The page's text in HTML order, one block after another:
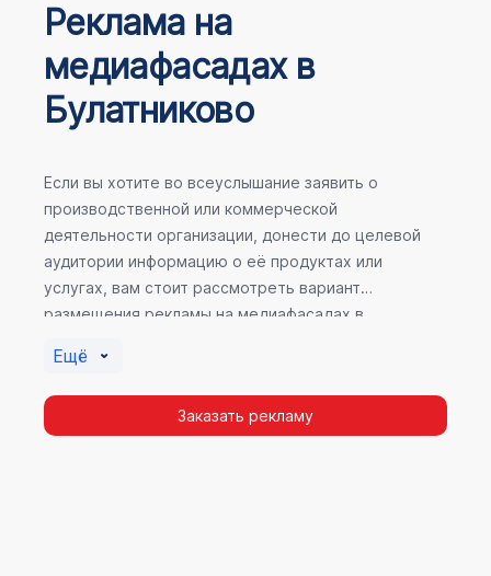
Реклама на
медиафасадах в
Булатниково
Если вы хотите во всеуслышание заявить о
производственной или коммерческой
деятельности организации, донести до целевой
аудитории информацию о её продуктах или
услугах, вам стоит рассмотреть вариант
размещения рекламы на медиафасадах в
специалисты ООО «Регион Медиа Групп».
Ещё
Заказать рекламу